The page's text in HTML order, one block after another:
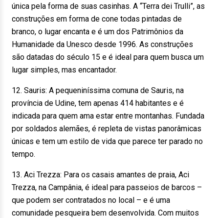
única pela forma de suas casinhas. A “Terra dei Trulli”, as
construções em forma de cone todas pintadas de
branco, o lugar encanta e é um dos Patrimônios da
Humanidade da Unesco desde 1996. As construções
são datadas do século 15 e é ideal para quem busca um
lugar simples, mas encantador.
12. Sauris: A pequeniníssima comuna de Sauris, na
província de Udine, tem apenas 414 habitantes e é
indicada para quem ama estar entre montanhas. Fundada
por soldados alemães, é repleta de vistas panorâmicas
únicas e tem um estilo de vida que parece ter parado no
tempo.
13. Aci Trezza: Para os casais amantes de praia, Aci
Trezza, na Campânia, é ideal para passeios de barcos –
que podem ser contratados no local – e é uma
comunidade pesqueira bem desenvolvida. Com muitos